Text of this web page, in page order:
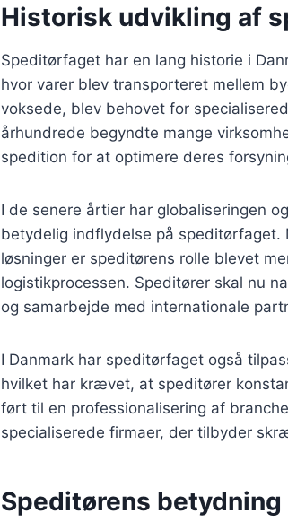
Historisk udvikling af
Speditørfaget har en lang historie i
hvor varer blev transporteret mellem
voksede, blev behovet for
århundrede begyndte mange
spedition for at optimere deres
I de senere årtier har globaliseringen
betydelig indflydelse på
løsninger er speditørens rolle blevet
logistikprocessen. Speditører skal nu
og samarbejde med internationale
I Danmark har speditørfaget også
hvilket har krævet, at speditører
ført til en professionalisering af
specialiserede firmaer, der tilbyder
Speditørens